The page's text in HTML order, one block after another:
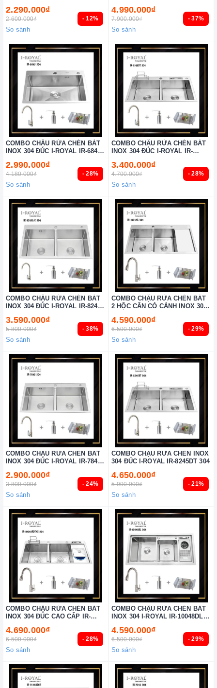
- 12%
2.290.000₫
2.600.000₫
So sánh
- 37%
4.990.000₫
7.900.000₫
So sánh
- 28%
COMBO CHẬU RỬA CHÉN BÁT
INOX 304 ĐÚC I-ROYAL IR-6845
2.990.000₫
4.180.000₫
So sánh
- 28%
COMBO CHẬU RỬA CHÉN BÁT
INOX 304 ĐÚC I-ROYAL IR-
3.400.000₫
4.700.000₫
So sánh
- 38%
COMBO CHẬU RỬA CHÉN BÁT
INOX 304 ĐÚC I-ROYAL IR-8245C
3.590.000₫
5.800.000₫
So sánh
- 29%
COMBO CHẬU RỬA CHÉN BÁT
2 HỘC CÂN CÓ CÁNH INOX 304
4.590.000₫
6.500.000₫
So sánh
- 24%
COMBO CHẬU RỬA CHÉN BÁT
INOX 304 ĐÚC I-ROYAL IR-7843C
2.900.000₫
3.800.000₫
So sánh
- 21%
COMBO CHẬU RỬA CHÉN INOX
304 ĐÚC I-ROYAL IR-8245DT 304
4.650.000₫
5.900.000₫
So sánh
- 28%
COMBO CHẬU RỬA CHÉN BÁT
INOX 304 ĐÚC CAO CẤP IR-
4.690.000₫
6.500.000₫
So sánh
- 29%
COMBO CHẬU RỬA CHÉN BÁT
INOX 304 I-ROYAL IR-10048DL
4.590.000₫
6.500.000₫
So sánh